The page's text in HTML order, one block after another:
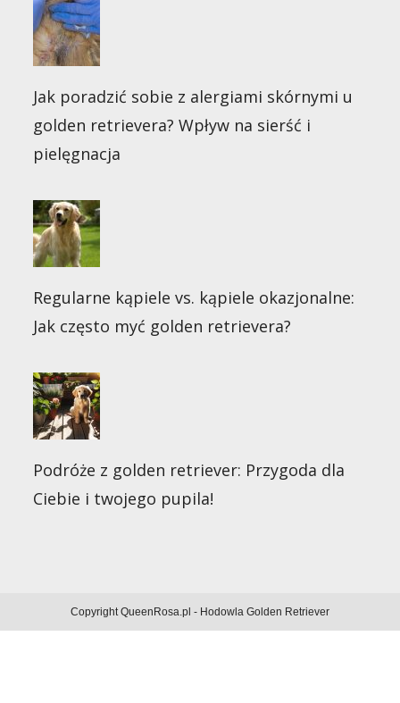
Jak poradzić sobie z alergiami skórnymi u
golden retrievera? Wpływ na sierść i
pielęgnacja
Regularne kąpiele vs. kąpiele okazjonalne:
Jak często myć golden retrievera?
Podróże z golden retriever: Przygoda dla
Ciebie i twojego pupila!
Copyright QueenRosa.pl - Hodowla Golden Retriever